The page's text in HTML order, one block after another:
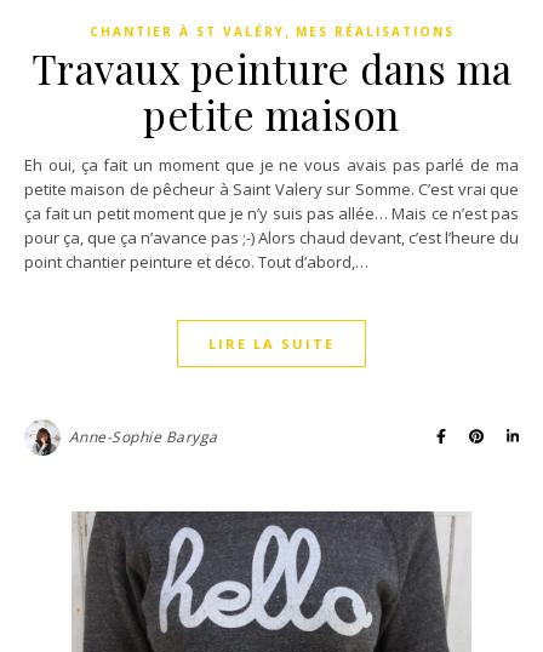
CHANTIER À ST VALÉRY MES RÉALISATIONS
Travaux peinture dans ma
petite maison
Eh oui, ça fait un moment que je ne vous avais pas parlé de ma
petite maison de pêcheur à Saint Valery sur Somme. C’est vrai que
ça fait un petit moment que je n’y suis pas allée… Mais ce n’est pas
pour ça, que ça n’avance pas ;-) Alors chaud devant, c’est l’heure du
point chantier peinture et déco. Tout d’abord,…
LIRE LA SUITE
Anne-Sophie Baryga